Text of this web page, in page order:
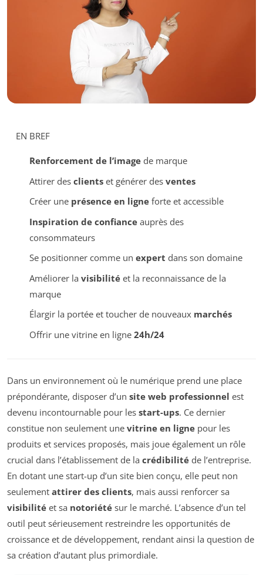
EN BREF
Renforcement de l’imagede marque
Attirer des clientset générer des ventes
Créer une présence en ligneforte et accessible
Inspiration de confianceauprès des
consommateurs
Se positionner comme un expert dans son domaine
Améliorer la visibilitéet la reconnaissance de la
marque
Élargir la portée et toucher de nouveaux marchés
Offrir une vitrine en ligne 24h/24
Dans un environnement où le numérique prend une place
prépondérante, disposer d’un site web professionnel est
devenu incontournable pour les start-ups. Ce dernier
constitue non seulement une vitrine en ligne pour les
produits et services proposés, mais joue également un rôle
crucial dans l’établissement de la crédibilité de l’entreprise.
En dotant une start-up d’un site bien conçu, elle peut non
seulement attirer des clients, mais aussi renforcer sa
visibilité et sa notoriété sur le marché. L’absence d’un tel
outil peut sérieusement restreindre les opportunités de
croissance et de développement, rendant ainsi la question de
sa création d’autant plus primordiale.